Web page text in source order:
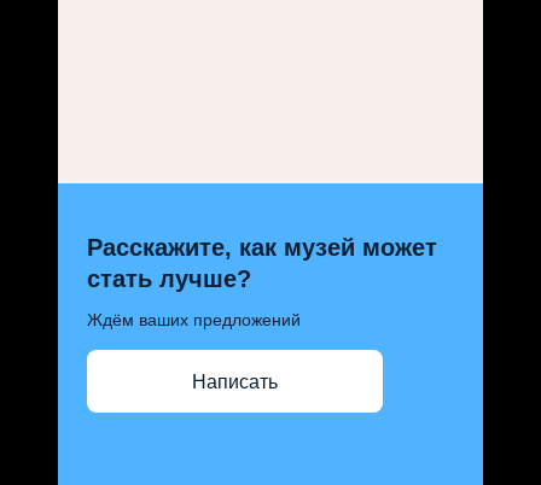
Расскажите, как музей может
стать лучше?
Ждём ваших предложений
Написать